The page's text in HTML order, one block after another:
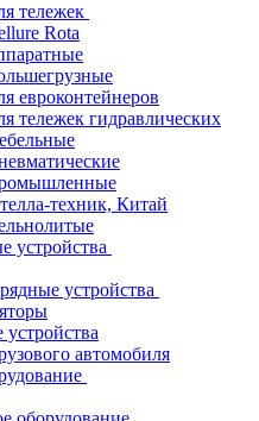
тележек
Rota
евроконтейнеров
тележек гидравлических
техник, Китай
устройства
устройства
устройства
автомобиля